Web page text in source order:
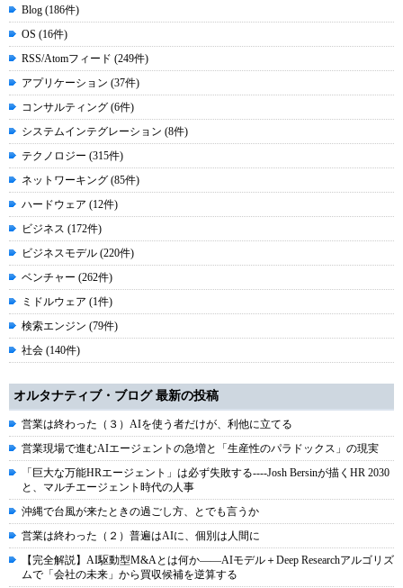
Blog (186件)
OS (16件)
RSS/Atomフィード (249件)
アプリケーション (37件)
コンサルティング (6件)
システムインテグレーション (8件)
テクノロジー (315件)
ネットワーキング (85件)
ハードウェア (12件)
ビジネス (172件)
ビジネスモデル (220件)
ベンチャー (262件)
ミドルウェア (1件)
検索エンジン (79件)
社会 (140件)
オルタナティブ・ブログ 最新の投稿
営業は終わった（３）AIを使う者だけが、利他に立てる
営業現場で進むAIエージェントの急増と「生産性のパラドックス」の現実
「巨大な万能HRエージェント」は必ず失敗する----Josh Bersinが描くHR 2030
と、マルチエージェント時代の人事
沖縄で台風が来たときの過ごし方、とでも言うか
営業は終わった（２）普遍はAIに、個別は人間に
【完全解説】AI駆動型M&Aとは何か――AIモデル＋Deep Researchアルゴリズ
ムで「会社の未来」から買収候補を逆算する